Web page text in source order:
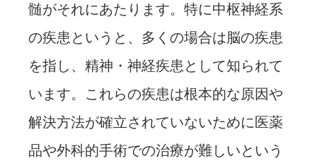
髄がそれにあたります。特に中枢神経系
の疾患というと、多くの場合は脳の疾患
を指し、精神・神経疾患として知られて
います。これらの疾患は根本的な原因や
解決方法が確立されていないために医薬
品や外科的手術での治療が難しいという